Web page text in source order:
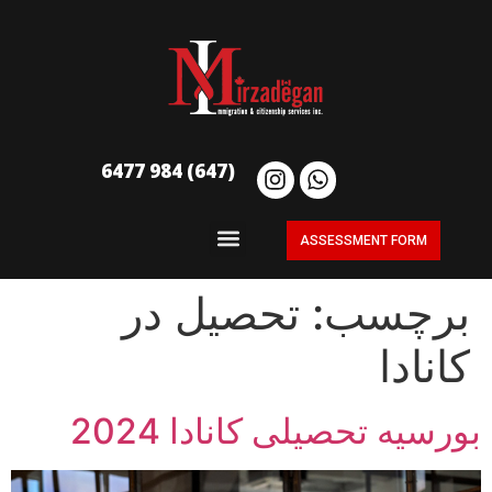
(647) 984 6477
ASSESSMENT FORM
برچسب: تحصیل در
کانادا
بورسیه تحصیلی کانادا 2024